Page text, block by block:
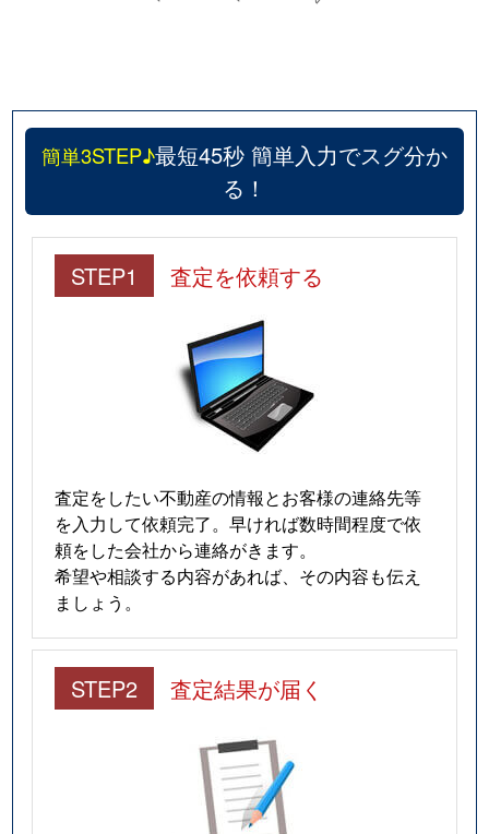
簡単3STEP♪最短45秒 簡単入力でスグ分か
る！
STEP1 査定を依頼する
査定をしたい不動産の情報とお客様の連絡先等
を入力して依頼完了。早ければ数時間程度で依
頼をした会社から連絡がきます。
希望や相談する内容があれば、その内容も伝え
ましょう。
STEP2 査定結果が届く